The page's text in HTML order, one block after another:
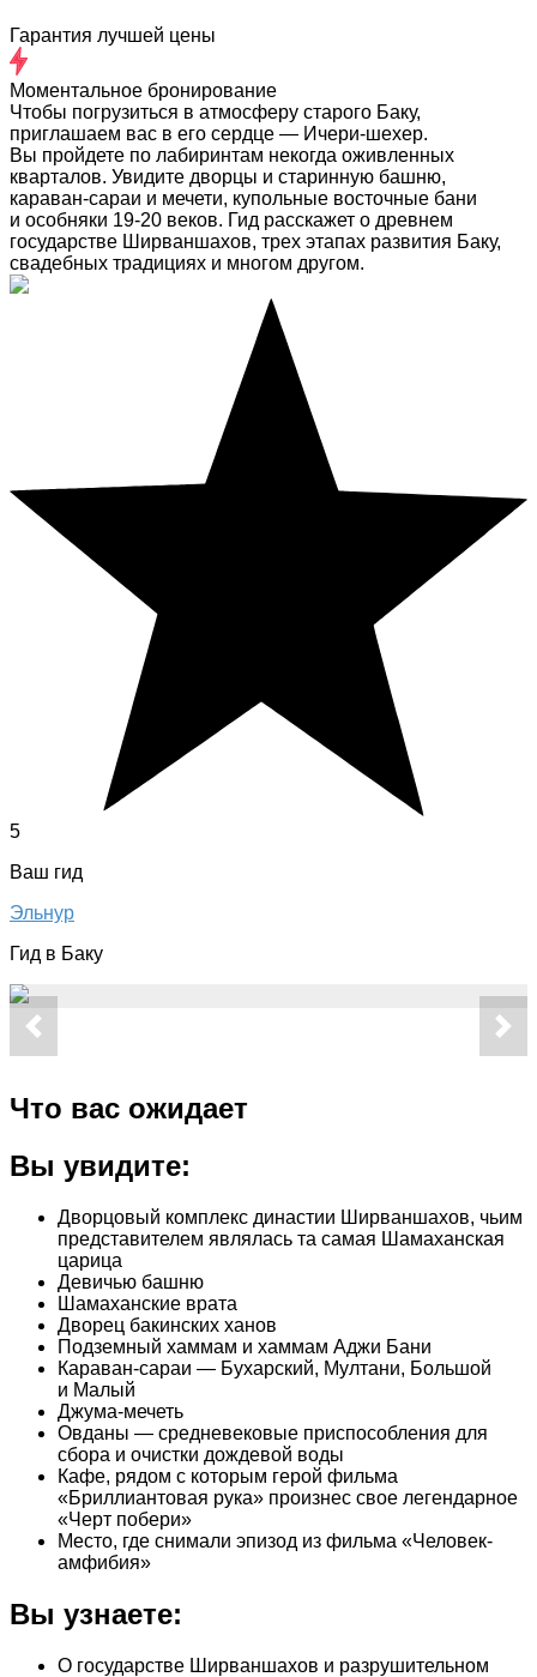
Гарантия лучшей цены
Моментальное бронирование
Чтобы погрузиться в атмосферу старого Баку,
приглашаем вас в его сердце — Ичери-шехер.
Вы пройдете по лабиринтам некогда оживленных
кварталов. Увидите дворцы и старинную башню,
караван-сараи и мечети, купольные восточные бани
и особняки 19-20 веков. Гид расскажет о древнем
государстве Ширваншахов, трех этапах развития Баку,
свадебных традициях и многом другом.
5
Ваш гид
Эльнур
Гид в Баку
Что вас ожидает
Вы увидите:
Дворцовый комплекс династии Ширваншахов, чьим
представителем являлась та самая Шамаханская
царица
Девичью башню
Шамаханские врата
Дворец бакинских ханов
Подземный хаммам и хаммам Аджи Бани
Караван-сараи — Бухарский, Мултани, Большой
и Малый
Джума-мечеть
Овданы — средневековые приспособления для
сбора и очистки дождевой воды
Кафе, рядом с которым герой фильма
«Бриллиантовая рука» произнес свое легендарное
«Черт побери»
Место, где снимали эпизод из фильма «Человек-
амфибия»
Вы узнаете:
О государстве Ширваншахов и разрушительном